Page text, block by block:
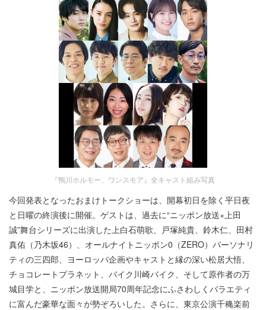
『鴨川ホルモー、ワンスモア』全キャスト組み写真
今回発表となったおまけトークショーは、開幕初日を除く平日夜
と日曜の終演後に開催。ゲストは、過去に“ニッポン放送×上田
誠”舞台シリーズに出演した上白石萌歌、戸塚純貴、鈴木仁、田村
真佑（乃木坂46）、オールナイトニッポン0（ZERO）パーソナリ
ティの三四郎、ヨーロッパ企画やキャストと縁の深い松居大悟、
チョコレートプラネット、バイク川崎バイク、そして原作者の万
城目学と、ニッポン放送開局70周年記念にふさわしくバラエティ
に富んだ豪華な面々が勢ぞろいした。さらに、東京公演千穐楽前